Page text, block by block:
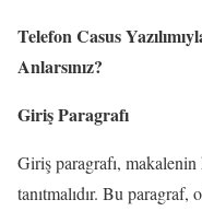
Telefon Casus
Anlarsınız?
Giriş Paragrafı
Giriş paragrafı,
tanıtmalıdır. Bu